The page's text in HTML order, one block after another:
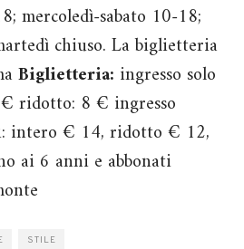
mercoledì-sabato 10-18;
chiuso. La biglietteria
Biglietteria: ingresso solo
ridotto: 8 € ingresso
intero € 14, ridotto € 12,
ai 6 anni e abbonati
STILE